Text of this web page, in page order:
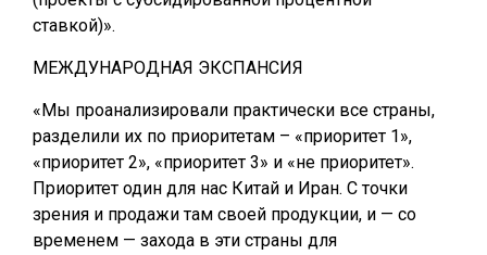
ставкой)».
МЕЖДУНАРОДНАЯ ЭКСПАНСИЯ
«Мы проанализировали практически все страны,
разделили их по приоритетам – «приоритет 1»,
«приоритет 2», «приоритет 3» и «не приоритет».
Приоритет один для нас Китай и Иран. С точки
зрения и продажи там своей продукции, и — со
временем — захода в эти страны для